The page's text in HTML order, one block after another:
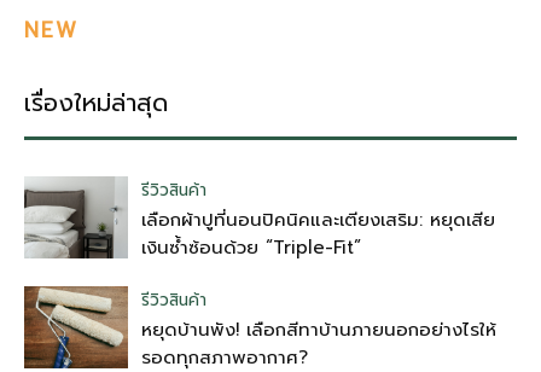
NEW
เรื่องใหม่ล่าสุด
รีวิวสินค้า
เลือกผ้าปูที่นอนปิคนิคและเตียงเสริม: หยุดเสีย
เงินซ้ำซ้อนด้วย “Triple-Fit”
รีวิวสินค้า
หยุดบ้านพัง! เลือกสีทาบ้านภายนอกอย่างไรให้
รอดทุกสภาพอากาศ?